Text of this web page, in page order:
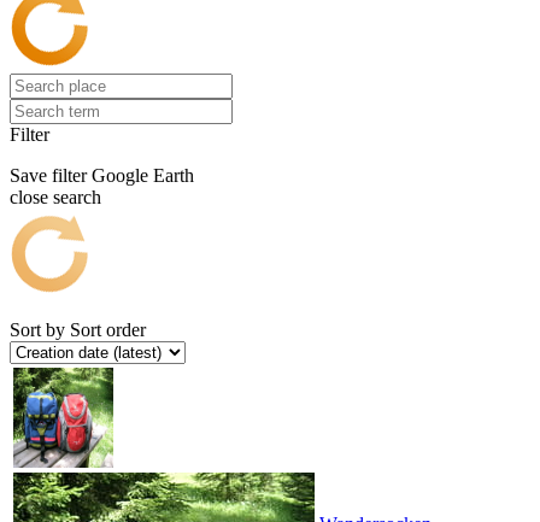
Filter
Save filter Google Earth
close search
Sort by Sort order